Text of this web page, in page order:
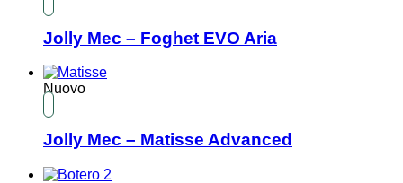
Jolly Mec – Foghet EVO Aria
Nuovo
Jolly Mec – Matisse Advanced